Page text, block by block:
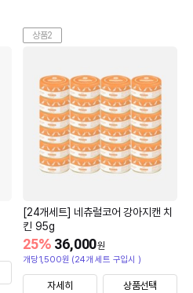
상품2
[24개세트] 네츄럴코어 강아지캔 치
킨 95g
36,000원
25%
개당1,500원 (24개 세트 구입시 )
자세히 상품선택